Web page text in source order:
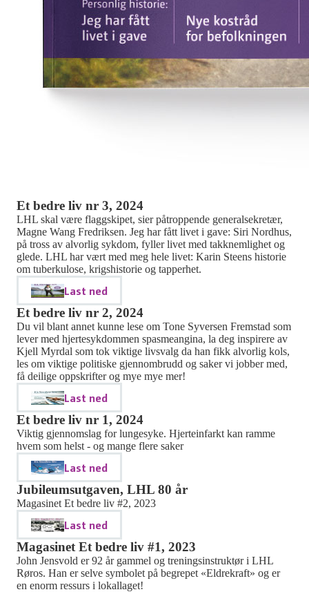
Et bedre liv nr 3, 2024
LHL skal være flaggskipet, sier påtroppende generalsekretær,
Magne Wang Fredriksen. Jeg har fått livet i gave: Siri Nordhus,
på tross av alvorlig sykdom, fyller livet med takknemlighet og
glede. LHL har vært med meg hele livet: Karin Steens historie
om tuberkulose, krigshistorie og tapperhet.
Last ned
Et bedre liv nr 2, 2024
Du vil blant annet kunne lese om Tone Syversen Fremstad som
lever med hjertesykdommen spasmeangina, la deg inspirere av
Kjell Myrdal som tok viktige livsvalg da han fikk alvorlig kols,
les om viktige politiske gjennombrudd og saker vi jobber med,
få deilige oppskrifter og mye mye mer!
Last ned
Et bedre liv nr 1, 2024
Viktig gjennomslag for lungesyke. Hjerteinfarkt kan ramme
hvem som helst - og mange flere saker
Last ned
Jubileumsutgaven, LHL 80 år
Magasinet Et bedre liv #2, 2023
Last ned
Magasinet Et bedre liv #1, 2023
John Jensvold er 92 år gammel og treningsinstruktør i LHL
Røros. Han er selve symbolet på begrepet «Eldrekraft» og er
en enorm ressurs i lokallaget!